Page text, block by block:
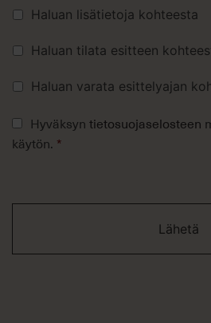
Lisävalinnat
Haluan lisätietoja kohteesta
Haluan tilata esitteen
Haluan varata esittelyajan
Tietosuojaseloste
*
Hyväksyn tietosuojaselosteen
käytön. *